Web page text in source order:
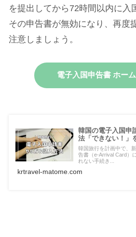
を提出してから72時間以内に入
その申告書が無効になり、再度
注意しましょう。
電子入国申告書 ホー
韓国の電子入国申
法「できない！」
韓国旅行を計画中で、
告書（e-Arrival Card）
れない手続き...
krtravel-matome.com